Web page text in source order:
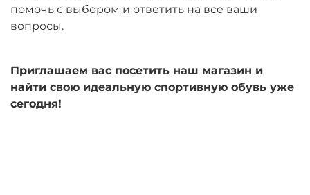
помочь с выбором и ответить на все ваши
вопросы.
Приглашаем вас посетить наш магазин и
найти свою идеальную спортивную обувь уже
сегодня!